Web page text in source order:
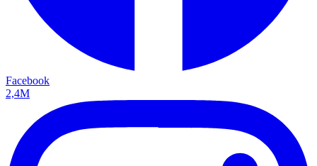
Facebook
2,4M